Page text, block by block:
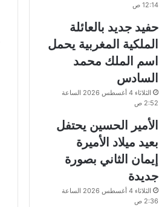
12:14 ص
حفيد جديد بالعائلة
الملكية المغربية يحمل
اسم الملك محمد
السادس
الثلاثاء 4 أغسطس 2026 الساعة
2:52 ص
الأمير الحسين يحتفل
بعيد ميلاد الأميرة
إيمان الثاني بصورة
جديدة
الثلاثاء 4 أغسطس 2026 الساعة
2:36 ص